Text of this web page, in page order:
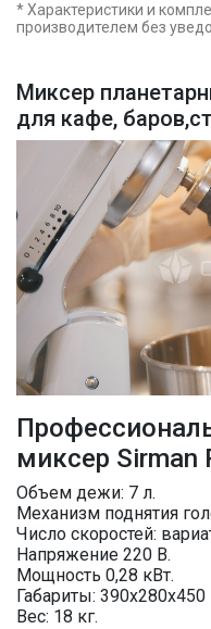
Миксер
для кафе,
миксер Sirman
Объем дежи: 7 л.
Механизм поднятия
Число скоростей:
Напряжение 220 В.
Мощность 0,28 кВт.
Габариты:
Вес: 18 кг.
* Характеристики и
производителем без